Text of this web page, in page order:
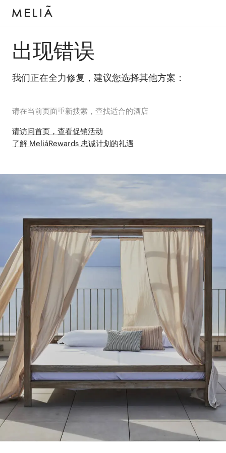
出现错误
我们正在全力修复，建议您选择其他方案：
请在当前页面重新搜索，查找适合的酒店
请访问首页，查看促销活动
了解 MeliáRewards 忠诚计划的礼遇